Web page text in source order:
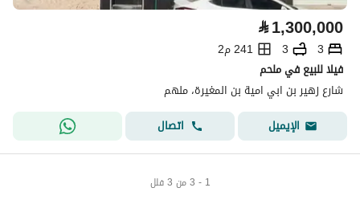
⃁1,300,000
3
3
241 م2
فيلا للبيع في ملحم
شارع زهير بن ابي امية بن المغيرة، ملهم
الإيميل
اتصال
1 - 3 من 3 فلل